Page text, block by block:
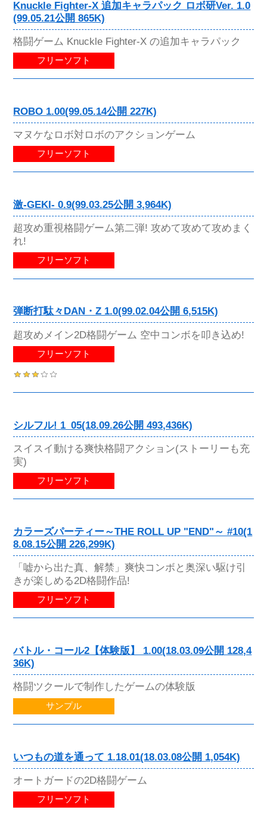
Knuckle Fighter-X 追加キャラパック ロボ研Ver. 1.0
(99.05.21公開 865K)
格闘ゲーム Knuckle Fighter-X の追加キャラパック
フリーソフト
ROBO 1.00(99.05.14公開 227K)
マヌケなロボ対ロボのアクションゲーム
フリーソフト
激-GEKI- 0.9(99.03.25公開 3,964K)
超攻め重視格闘ゲーム第二弾! 攻めて攻めて攻めまく
れ!
フリーソフト
弾断打駄々DAN・Z 1.0(99.02.04公開 6,515K)
超攻めメイン2D格闘ゲーム 空中コンボを叩き込め!
フリーソフト
シルフル! 1_05(18.09.26公開 493,436K)
スイスイ動ける爽快格闘アクション(ストーリーも充
実)
フリーソフト
カラーズパーティー～THE ROLL UP "END"～ #10(1
8.08.15公開 226,299K)
「嘘から出た真、解禁」爽快コンボと奥深い駆け引
きが楽しめる2D格闘作品!
フリーソフト
バトル・コール2【体験版】 1.00(18.03.09公開 128,4
36K)
格闘ツクールで制作したゲームの体験版
サンプル
いつもの道を通って 1.18.01(18.03.08公開 1,054K)
オートガードの2D格闘ゲーム
フリーソフト